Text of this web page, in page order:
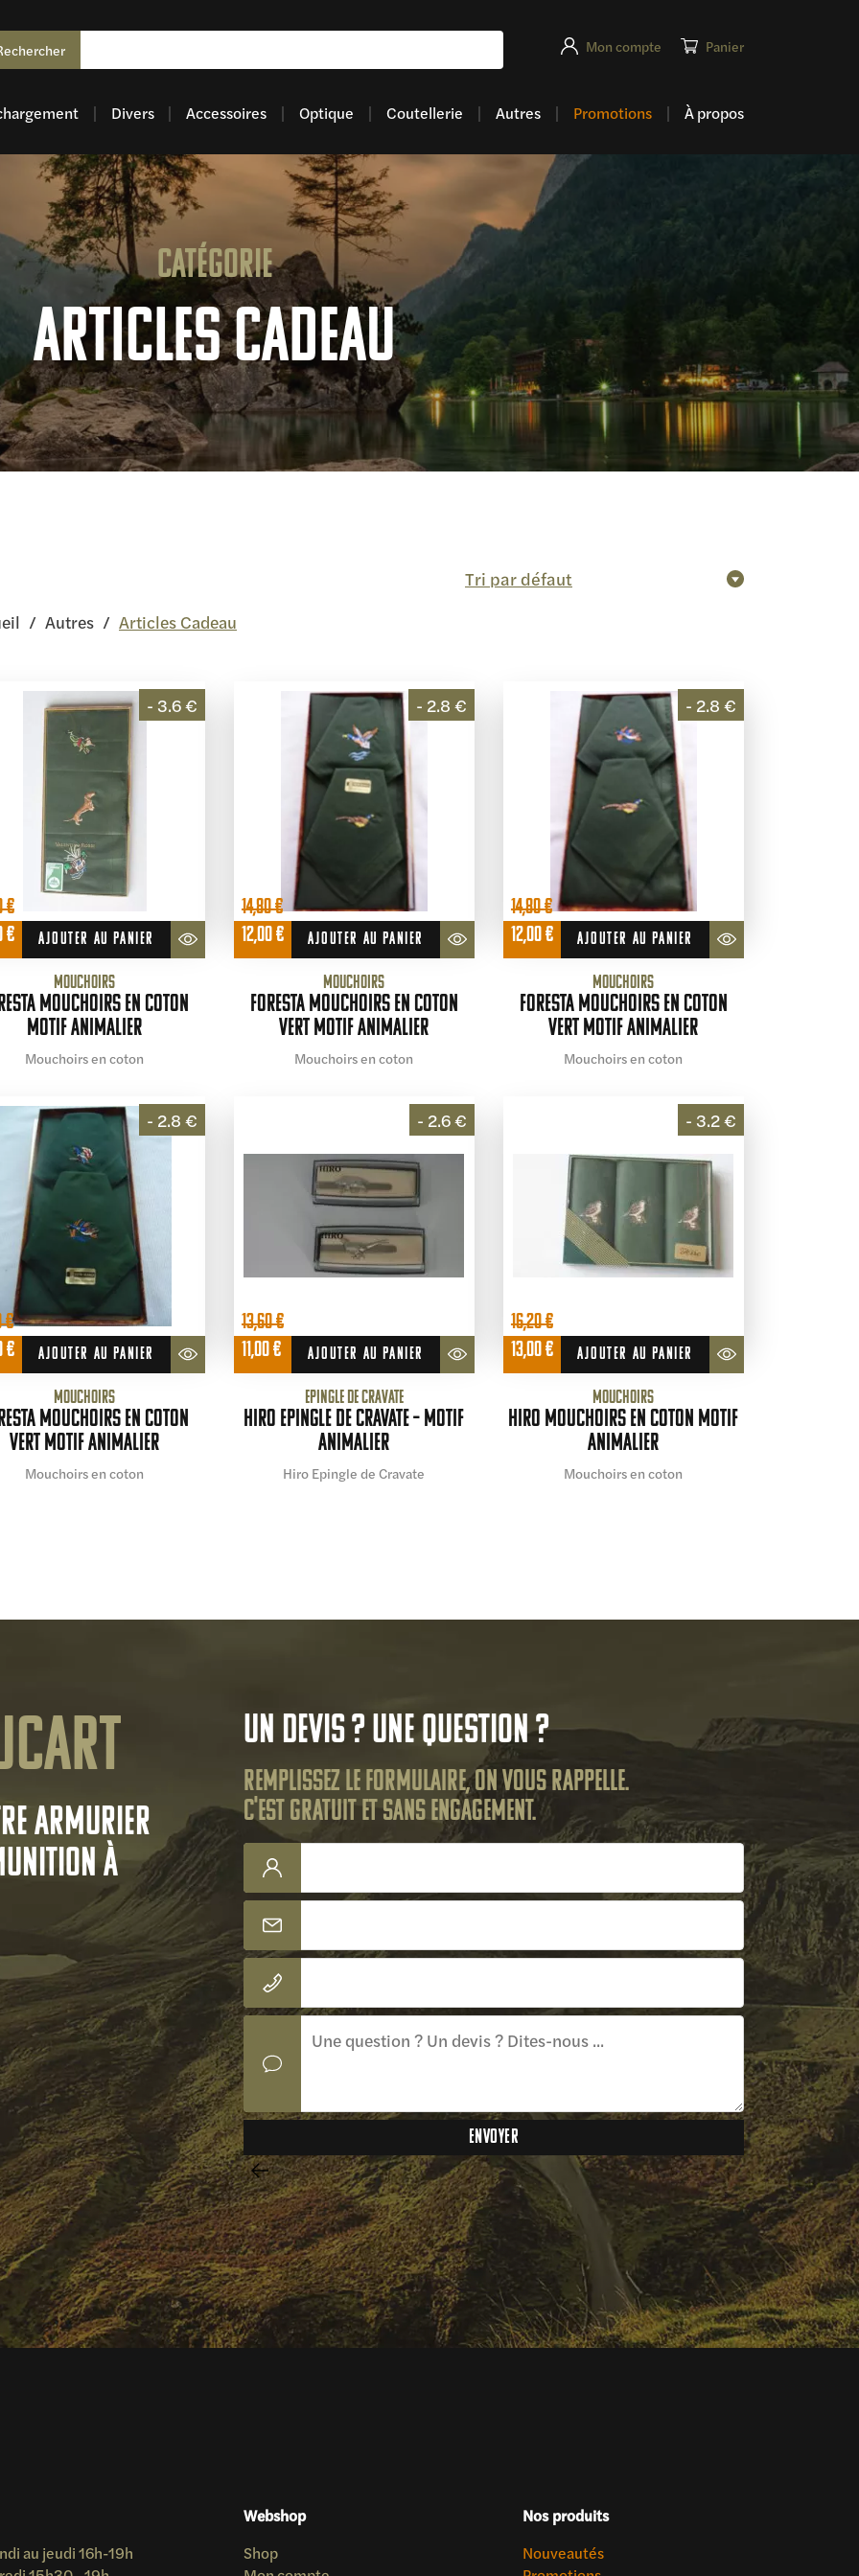
Mon compte Panier
Divers Accessoires Optique Coutellerie Autres Promotions À propos
Catégorie
Articles Cadeau
/ Autres / Articles Cadeau
- 3.6 €
€
€.
€Le
prix
12,00 €.
AJOUTER AU PANIER
Mouchoirs
Mouchoirs en coton
motif animalier
Mouchoirs en coton
- 2.8 €
14,80€
Le
prix
14,80 €.
12,00€Le
prix
12,00 €.
AJOUTER AU PANIER
Mouchoirs
Foresta Mouchoirs en coton
vert motif animalier
Mouchoirs en coton
- 2.8 €
14,80€
Le
prix
14,80 €.
12,00€Le
prix
12,00 €.
AJOUTER AU PANIER
Mouchoirs
Foresta Mouchoirs en coton
vert motif animalier
Mouchoirs en coton
- 2.8 €
€
€.
€Le
prix
12,00 €.
AJOUTER AU PANIER
Mouchoirs
Mouchoirs en coton
vert motif animalier
Mouchoirs en coton
- 2.6 €
13,60€
Le
prix
13,60 €.
11,00€Le
prix
est :
11,00 €.
AJOUTER AU PANIER
Epingle de cravate
Hiro Epingle de cravate – motif
animalier
Hiro Epingle de Cravate
- 3.2 €
16,20€
Le
prix
16,20 €.
13,00€Le
prix
13,00 €.
AJOUTER AU PANIER
Mouchoirs
HIRO Mouchoirs en coton motif
animalier
Mouchoirs en coton
armurier
à
Un devis ? Une question ?
Remplissez le formulaire, on vous rappelle.
C'est gratuit et sans engagement.
au jeudi 16h-19h
Webshop
Shop
Nos produits
Nouveautés